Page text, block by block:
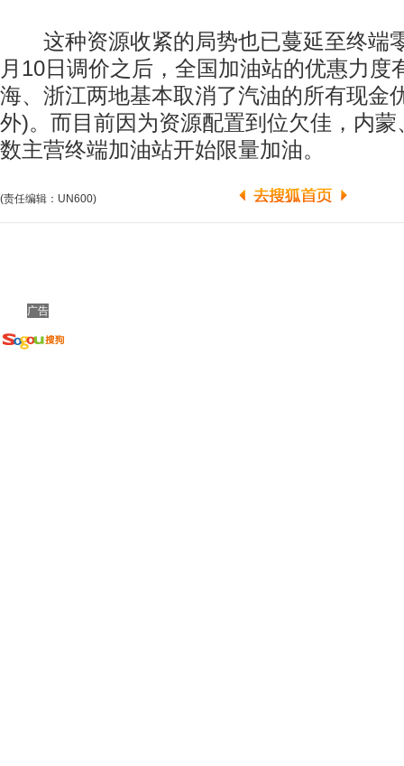
这种资源收紧的局势也已蔓延至终端
月10日调价之后，全国加油站的优惠力度
海、浙江两地基本取消了汽油的所有现金
外)。而目前因为资源配置到位欠佳，内
数主营终端加油站开始限量加油。
(责任编辑：UN600)
广告